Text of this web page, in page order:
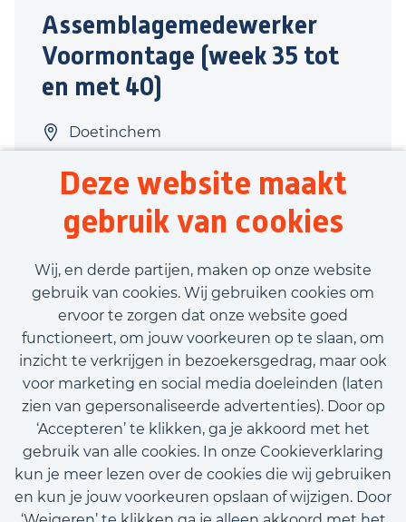
Deze website maakt
gebruik van cookies
Wij, en derde partijen, maken op onze website
gebruik van cookies. Wij gebruiken cookies om
ervoor te zorgen dat onze website goed
functioneert, om jouw voorkeuren op te slaan, om
inzicht te verkrijgen in bezoekersgedrag, maar ook
voor marketing en social media doeleinden (laten
zien van gepersonaliseerde advertenties). Door op
‘Accepteren’ te klikken, ga je akkoord met het
gebruik van alle cookies. In onze Cookieverklaring
kun je meer lezen over de cookies die wij gebruiken
en kun je jouw voorkeuren opslaan of wijzigen. Door
Assemblagemedewerker
Voormontage (week 35 tot
en met 40)
Doetinchem
40 uur
Tijdelijk contract
€3.000,00 - €3.200,00
Bekijk vacature
Call-to-action bij meer vacatures